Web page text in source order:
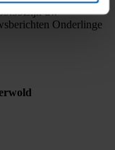
Zijn uw
Onderlinge